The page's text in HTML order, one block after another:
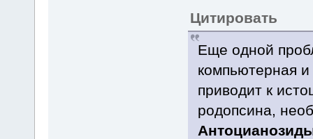
Цитировать
Еще одной
компьютерная и
приводит к
родопсина,